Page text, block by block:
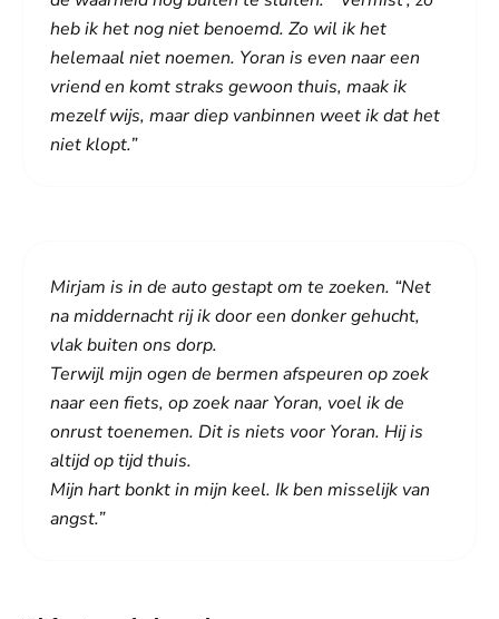
heb ik het nog niet benoemd. Zo wil ik het
helemaal niet noemen. Yoran is even naar een
vriend en komt straks gewoon thuis, maak ik
mezelf wijs, maar diep vanbinnen weet ik dat het
niet klopt.”
Mirjam is in de auto gestapt om te zoeken. “Net
na middernacht rij ik door een donker gehucht,
vlak buiten ons dorp.
Terwijl mijn ogen de bermen afspeuren op zoek
naar een fiets, op zoek naar Yoran, voel ik de
onrust toenemen. Dit is niets voor Yoran. Hij is
altijd op tijd thuis.
Mijn hart bonkt in mijn keel. Ik ben misselijk van
angst.”